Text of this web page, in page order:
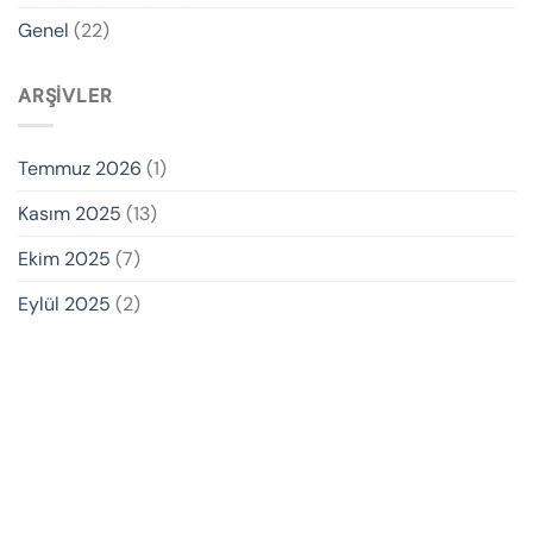
Genel (22)
ARŞIVLER
Temmuz 2026 (1)
Kasım 2025 (13)
Ekim 2025 (7)
Eylül 2025 (2)